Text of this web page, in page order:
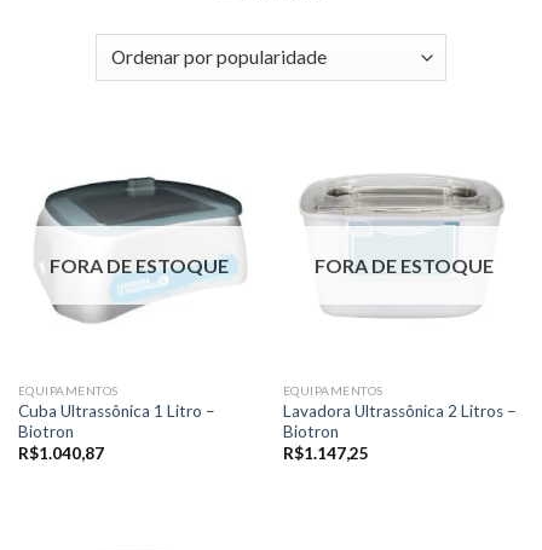
FORA DE ESTOQUE
EQUIPAMENTOS
Cuba Ultrassônica 1 Litro –
Biotron
R$1.040,87
FORA DE ESTOQUE
EQUIPAMENTOS
Lavadora Ultrassônica 2 Litros –
Biotron
R$1.147,25